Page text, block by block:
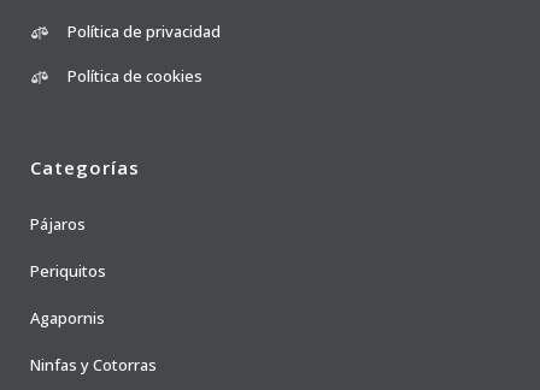
Política de privacidad
Política de cookies
Categorías
Pájaros
Periquitos
Agapornis
Ninfas y Cotorras